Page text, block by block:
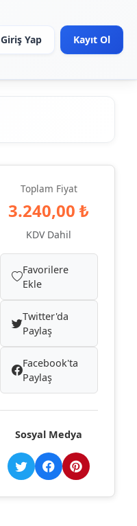
Giriş Yap Kayıt Ol
Toplam Fiyat
3.240,00 ₺
KDV Dahil
Favorilere
Ekle
Twitter'da
Paylaş
Facebook'ta
Paylaş
Sosyal Medya